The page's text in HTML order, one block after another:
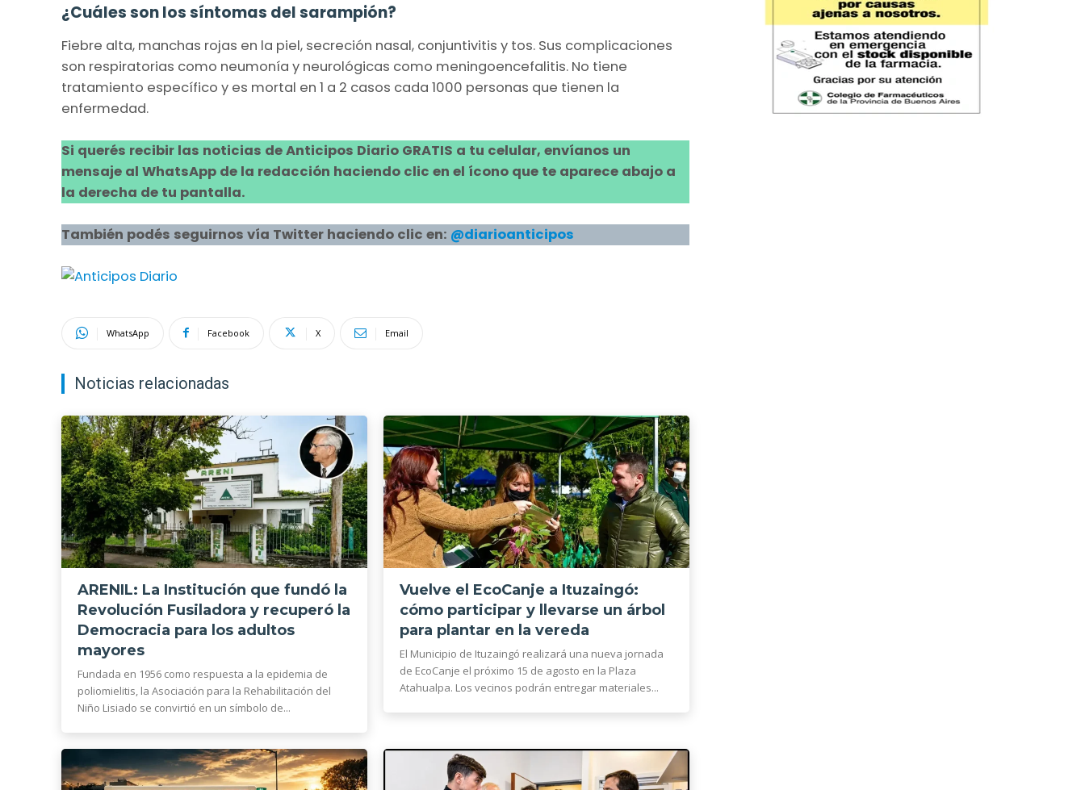
¿Cuáles son los síntomas del sarampión?
Fiebre alta, manchas rojas en la piel, secreción nasal, conjuntivitis y tos. Sus complicaciones
son respiratorias como neumonía y neurológicas como meningoencefalitis. No tiene
tratamiento específico y es mortal en 1 a 2 casos cada 1000 personas que tienen la
enfermedad.
Si querés recibir las noticias de Anticipos Diario GRATIS a tu celular, envíanos un
mensaje al WhatsApp de la redacción haciendo clic en el ícono que te aparece abajo a
la derecha de tu pantalla.
También podés seguirnos vía Twitter haciendo clic en: @diarioanticipos
WhatsApp Facebook X Email
Noticias relacionadas
ARENIL: La Institución que fundó la
Revolución Fusiladora y recuperó la
Democracia para los adultos
mayores
Fundada en 1956 como respuesta a la epidemia de
poliomielitis, la Asociación para la Rehabilitación del
Niño Lisiado se convirtió en un símbolo de...
Vuelve el EcoCanje a Ituzaingó:
cómo participar y llevarse un árbol
para plantar en la vereda
El Municipio de Ituzaingó realizará una nueva jornada
de EcoCanje el próximo 15 de agosto en la Plaza
Atahualpa. Los vecinos podrán entregar materiales...